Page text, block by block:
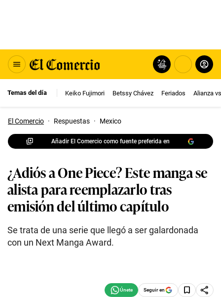
Temas del día Keiko Fujimori Betssy Chávez Feriados Alianza
El Comercio · Respuestas · Mexico
Añadir El Comercio como fuente preferida en
¿Adiós a One Piece? Este manga se
alista para reemplazarlo tras
emisión del último capítulo
Se trata de una serie que llegó a ser galardonada
con un Next Manga Award.
Seguir en